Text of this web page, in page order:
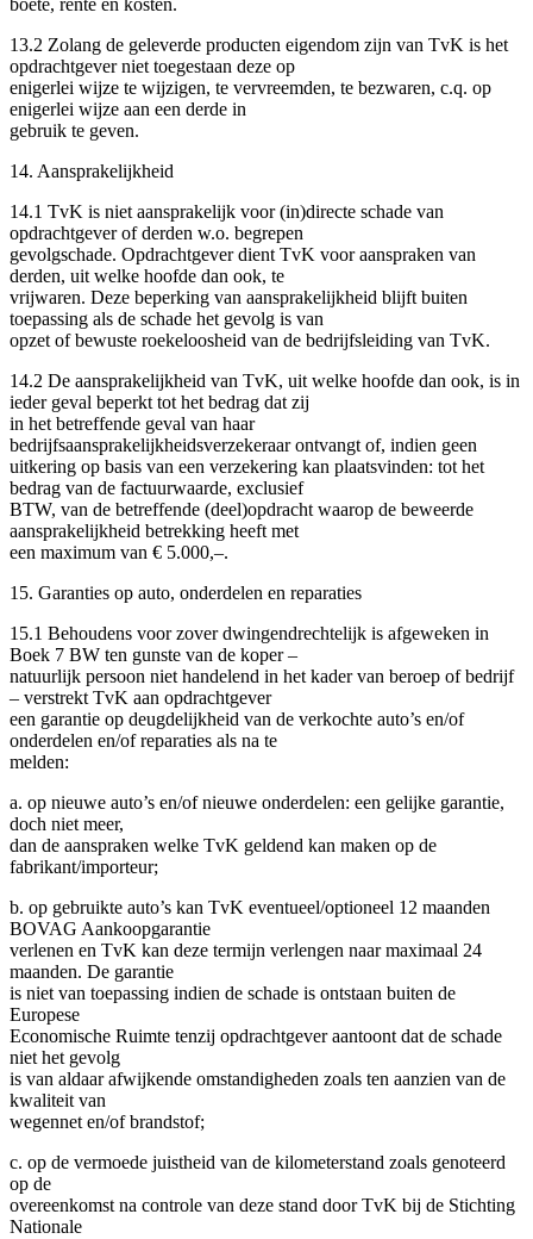
13.2 Zolang de geleverde producten eigendom zijn van TvK is het
opdrachtgever niet toegestaan deze op
enigerlei wijze te wijzigen, te vervreemden, te bezwaren, c.q. op
enigerlei wijze aan een derde in
gebruik te geven.
14. Aansprakelijkheid
14.1 TvK is niet aansprakelijk voor (in)directe schade van
opdrachtgever of derden w.o. begrepen
gevolgschade. Opdrachtgever dient TvK voor aanspraken van
derden, uit welke hoofde dan ook, te
vrijwaren. Deze beperking van aansprakelijkheid blijft buiten
toepassing als de schade het gevolg is van
opzet of bewuste roekeloosheid van de bedrijfsleiding van TvK.
14.2 De aansprakelijkheid van TvK, uit welke hoofde dan ook, is in
ieder geval beperkt tot het bedrag dat zij
in het betreffende geval van haar
bedrijfsaansprakelijkheidsverzekeraar ontvangt of, indien geen
uitkering op basis van een verzekering kan plaatsvinden: tot het
bedrag van de factuurwaarde, exclusief
BTW, van de betreffende (deel)opdracht waarop de beweerde
aansprakelijkheid betrekking heeft met
een maximum van € 5.000,–.
15. Garanties op auto, onderdelen en reparaties
15.1 Behoudens voor zover dwingendrechtelijk is afgeweken in
Boek 7 BW ten gunste van de koper –
natuurlijk persoon niet handelend in het kader van beroep of bedrijf
– verstrekt TvK aan opdrachtgever
een garantie op deugdelijkheid van de verkochte auto’s en/of
onderdelen en/of reparaties als na te
melden:
a. op nieuwe auto’s en/of nieuwe onderdelen: een gelijke garantie,
doch niet meer,
dan de aanspraken welke TvK geldend kan maken op de
fabrikant/importeur;
b. op gebruikte auto’s kan TvK eventueel/optioneel 12 maanden
BOVAG Aankoopgarantie
verlenen en TvK kan deze termijn verlengen naar maximaal 24
maanden. De garantie
is niet van toepassing indien de schade is ontstaan buiten de
Europese
Economische Ruimte tenzij opdrachtgever aantoont dat de schade
niet het gevolg
is van aldaar afwijkende omstandigheden zoals ten aanzien van de
kwaliteit van
wegennet en/of brandstof;
c. op de vermoede juistheid van de kilometerstand zoals genoteerd
op de
overeenkomst na controle van deze stand door TvK bij de Stichting
Nationale